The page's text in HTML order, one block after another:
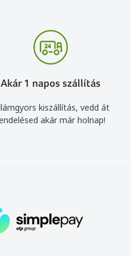
Akár 1 napos szállítás
kiszállítás, vedd át
akár már holnap!